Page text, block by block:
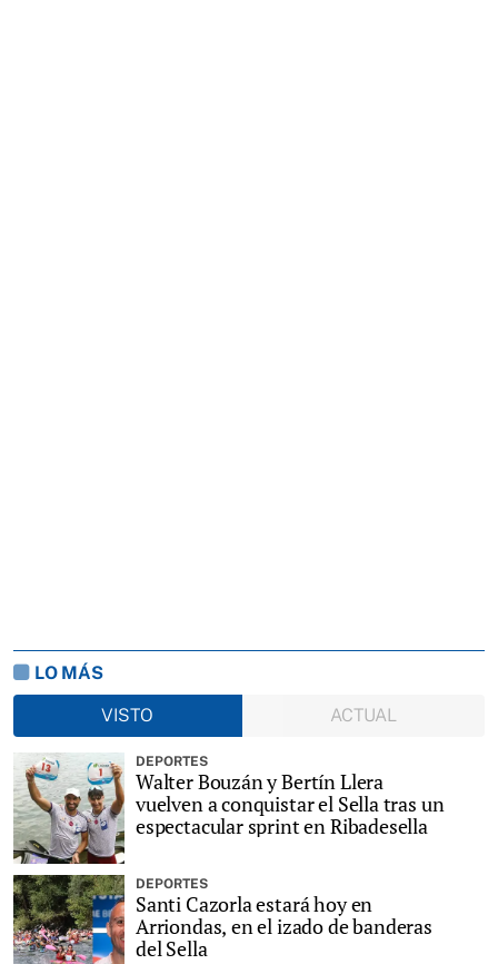
LO MÁS
VISTO
ACTUAL
DEPORTES
Walter Bouzán y Bertín Llera
vuelven a conquistar el Sella tras un
espectacular sprint en Ribadesella
DEPORTES
Santi Cazorla estará hoy en
Arriondas, en el izado de banderas
del Sella